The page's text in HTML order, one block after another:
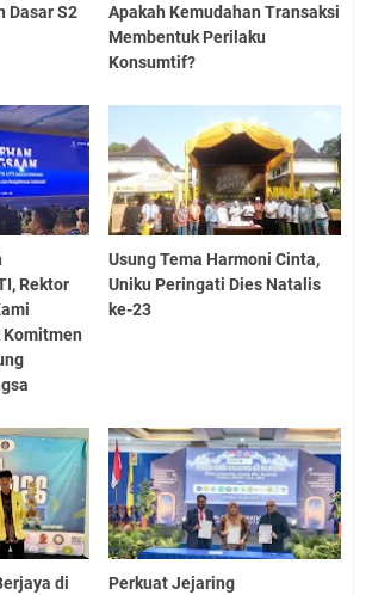
Dasar S2
Apakah Kemudahan Transaksi
Membentuk Perilaku
Konsumtif?
Rektor
Komitmen
Usung Tema Harmoni Cinta,
Uniku Peringati Dies Natalis
ke-23
di
Perkuat Jejaring